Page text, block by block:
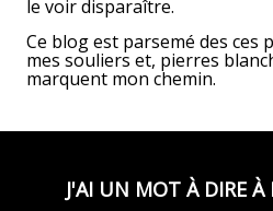
le voir disparaître.
Ce blog est parsemé des ces
mes souliers et, pierres
marquent mon chemin.
J'AI UN MOT À DIRE À